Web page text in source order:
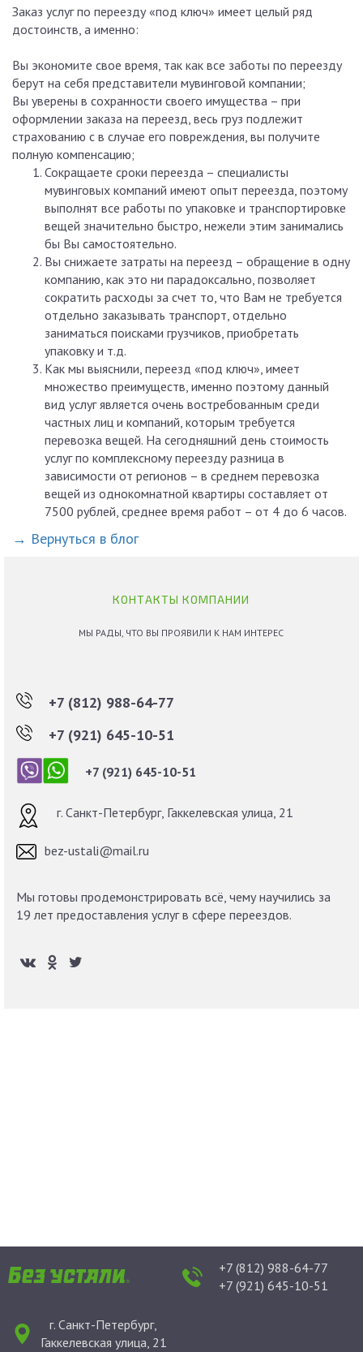
Заказ услуг по переезду «под ключ» имеет целый ряд
достоинств, а именно:
Вы экономите свое время, так как все заботы по переезду
берут на себя представители мувинговой компании;
Вы уверены в сохранности своего имущества – при
оформлении заказа на переезд, весь груз подлежит
страхованию с в случае его повреждения, вы получите
полную компенсацию;
Сокращаете сроки переезда – специалисты
мувинговых компаний имеют опыт переезда, поэтому
выполнят все работы по упаковке и транспортировке
вещей значительно быстро, нежели этим занимались
бы Вы самостоятельно.
Вы снижаете затраты на переезд – обращение в одну
компанию, как это ни парадоксально, позволяет
сократить расходы за счет то, что Вам не требуется
отдельно заказывать транспорт, отдельно
заниматься поисками грузчиков, приобретать
упаковку и т.д.
Как мы выяснили, переезд «под ключ», имеет
множество преимуществ, именно поэтому данный
вид услуг является очень востребованным среди
частных лиц и компаний, которым требуется
перевозка вещей. На сегодняшний день стоимость
услуг по комплексному переезду разница в
зависимости от регионов – в среднем перевозка
вещей из однокомнатной квартиры составляет от
7500 рублей, среднее время работ – от 4 до 6 часов.
→ Вернуться в блог
КОНТАКТЫ КОМПАНИИ
МЫ РАДЫ, ЧТО ВЫ ПРОЯВИЛИ К НАМ ИНТЕРЕС
+7 (812) 988-64-77
+7 (921) 645-10-51
+7 (921) 645-10-51
г. Санкт-Петербург, Гаккелевская улица, 21
bez-ustali@mail.ru
Мы готовы продемонстрировать всё, чему научились за
19 лет предоставления услуг в сфере переездов.
+7 (812) 988-64-77
+7 (921) 645-10-51
г. Санкт-Петербург,
Гаккелевская улица, 21